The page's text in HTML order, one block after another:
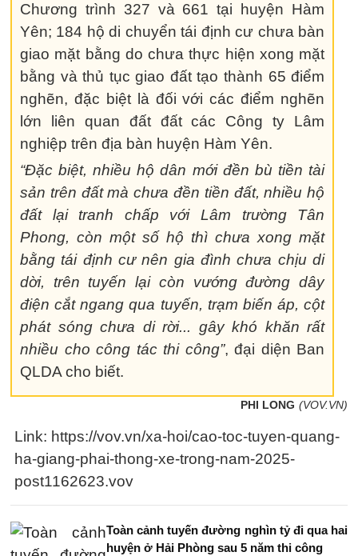
Chương trình 327 và 661 tại huyện Hàm
Yên; 184 hộ di chuyển tái định cư chưa bàn
giao mặt bằng do chưa thực hiện xong mặt
bằng và thủ tục giao đất tạo thành 65 điểm
nghẽn, đặc biệt là đối với các điểm nghẽn
lớn liên quan đất đất các Công ty Lâm
nghiệp trên địa bàn huyện Hàm Yên.
“Đặc biệt, nhiều hộ dân mới đền bù tiền tài
sản trên đất mà chưa đền tiền đất, nhiều hộ
đất lại tranh chấp với Lâm trường Tân
Phong, còn một số hộ thì chưa xong mặt
bằng tái định cư nên gia đình chưa chịu di
dời, trên tuyến lại còn vướng đường dây
điện cắt ngang qua tuyến, trạm biến áp, cột
phát sóng chưa di rời... gây khó khăn rất
nhiều cho công tác thi công”, đại diện Ban
QLDA cho biết.
PHI LONG (VOV.VN)
Link: https://vov.vn/xa-hoi/cao-toc-tuyen-quang-
ha-giang-phai-thong-xe-trong-nam-2025-
post1162623.vov
Toàn cảnh tuyến đường nghìn tỷ đi qua hai
huyện ở Hải Phòng sau 5 năm thi công